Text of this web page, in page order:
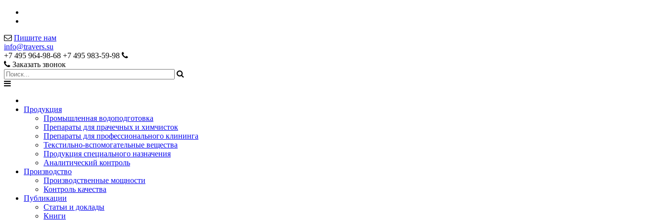
Пишите нам
info@travers.su
+7 495 964-98-68 +7 495 983-59-98
Заказать звонок
Продукция
Промышленная водоподготовка
Препараты для прачечных и химчисток
Препараты для профессионального клининга
Текстильно-вспомогательные вещества
Продукция специального назначения
Аналитический контроль
Производство
Производственные мощности
Контроль качества
Публикации
Статьи и доклады
Книги